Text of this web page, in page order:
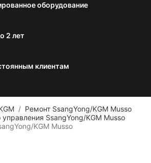
оборудование
2 лет
клиентам
Ремонт SsangYong/KGM Musso
управления SsangYong/KGM Musso
KGM Musso